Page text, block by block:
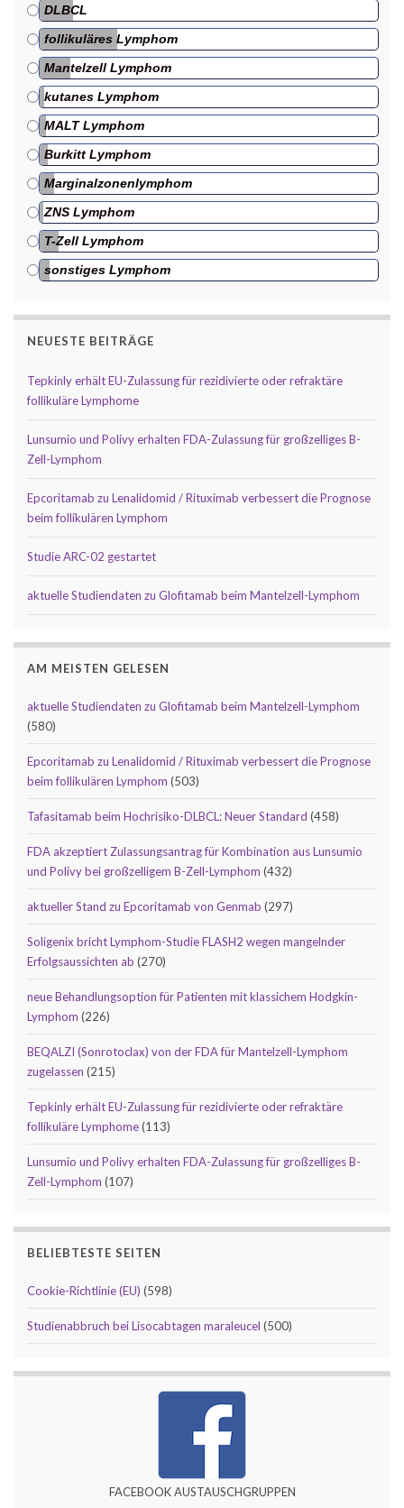
DLBCL
follikuläres Lymphom
Mantelzell Lymphom
kutanes Lymphom
MALT Lymphom
Burkitt Lymphom
Marginalzonenlymphom
ZNS Lymphom
T-Zell Lymphom
sonstiges Lymphom
NEUESTE BEITRÄGE
Tepkinly erhält EU-Zulassung für rezidivierte oder refraktäre
follikuläre Lymphome
Lunsumio und Polivy erhalten FDA-Zulassung für großzelliges B-
Zell-Lymphom
Epcoritamab zu Lenalidomid / Rituximab verbessert die Prognose
beim follikulären Lymphom
Studie ARC-02 gestartet
aktuelle Studiendaten zu Glofitamab beim Mantelzell-Lymphom
AM MEISTEN GELESEN
aktuelle Studiendaten zu Glofitamab beim Mantelzell-Lymphom
(580)
Epcoritamab zu Lenalidomid / Rituximab verbessert die Prognose
beim follikulären Lymphom (503)
Tafasitamab beim Hochrisiko-DLBCL: Neuer Standard (458)
FDA akzeptiert Zulassungsantrag für Kombination aus Lunsumio
und Polivy bei großzelligem B-Zell-Lymphom (432)
aktueller Stand zu Epcoritamab von Genmab (297)
Soligenix bricht Lymphom-Studie FLASH2 wegen mangelnder
Erfolgsaussichten ab (270)
neue Behandlungsoption für Patienten mit klassichem Hodgkin-
Lymphom (226)
BEQALZI (Sonrotoclax) von der FDA für Mantelzell-Lymphom
zugelassen (215)
Tepkinly erhält EU-Zulassung für rezidivierte oder refraktäre
follikuläre Lymphome(113)
Lunsumio und Polivy erhalten FDA-Zulassung für großzelliges B-
Zell-Lymphom (107)
BELIEBTESTE SEITEN
Cookie-Richtlinie (EU) (598)
Studienabbruch bei Lisocabtagen maraleucel (500)
FACEBOOK AUSTAUSCHGRUPPEN